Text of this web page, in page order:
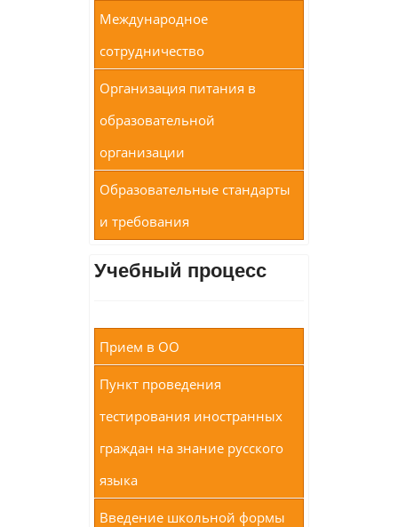
Международное
сотрудничество
Организация питания в
образовательной
организации
Образовательные стандарты
и требования
Учебный процесс
Прием в ОО
Пункт проведения
тестирования иностранных
граждан на знание русского
языка
Введение школьной формы